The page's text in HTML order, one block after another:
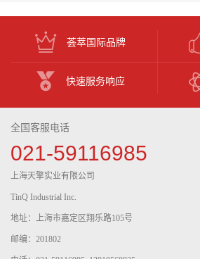
荟萃国际品牌
快速服务响应
全国客服电话
021-59116985
上海天擎实业有限公司
TinQ Industrial Inc.
地址：上海市嘉定区翔乐路105号
邮编：201802